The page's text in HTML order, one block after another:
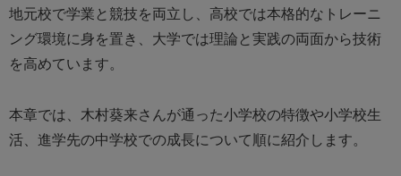
地元校で学業と競技を両立し、高校では本格的なトレーニ
ング環境に身を置き、大学では理論と実践の両面から技術
を高めています。
本章では、木村葵来さんが通った小学校の特徴や小学校生
活、進学先の中学校での成長について順に紹介します。